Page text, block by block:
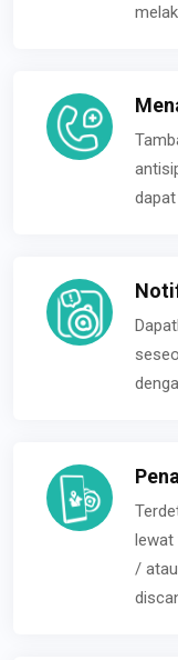
lewat
/